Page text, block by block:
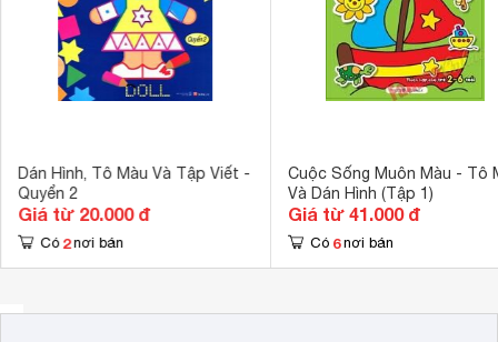
Dán Hình, Tô Màu Và Tập Viết -
Quyển 2
Giá từ 20.000 đ
Có 2 nơi bán
Cuộc Sống Muôn Màu - Tô
Và Dán Hình (Tập 1)
Giá từ 41.000 đ
Có 6 nơi bán